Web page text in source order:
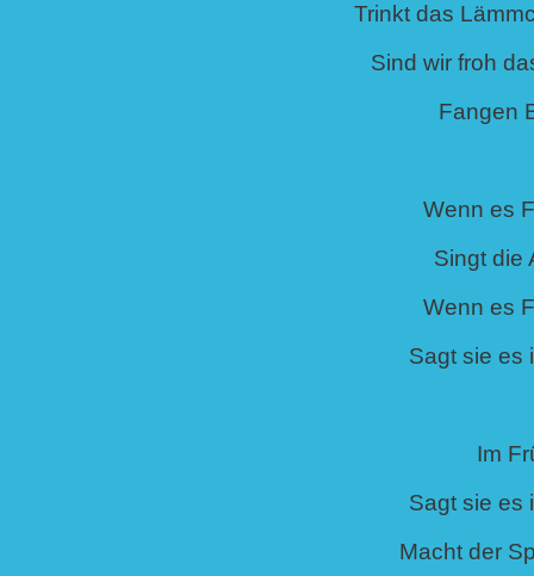
Trinkt das
Sind wir froh
Fangen
Wenn es
Singt die
Wenn es
Sagt sie es
Im
Sagt sie es
Macht der